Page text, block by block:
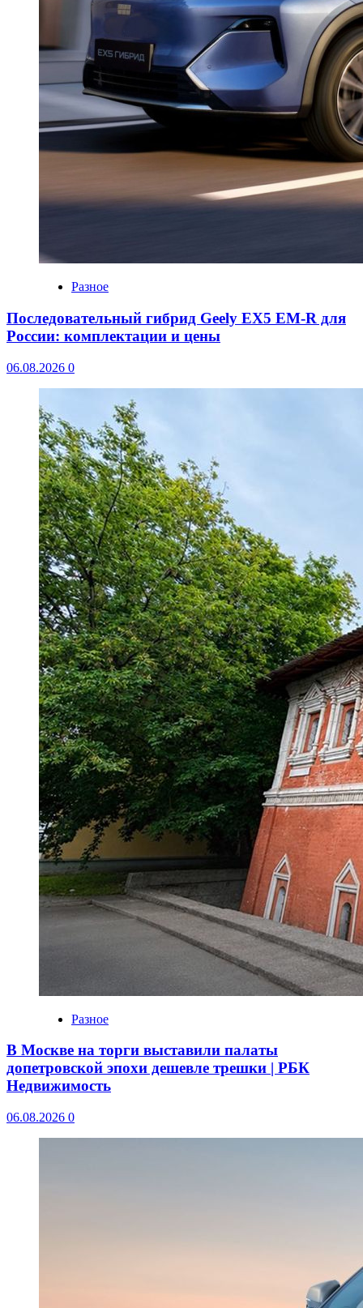
Разное
Последовательный гибрид Geely EX5 EM-R для
России: комплектации и цены
06.08.2026 0
Разное
В Москве на торги выставили палаты
допетровской эпохи дешевле трешки | РБК
Недвижимость
06.08.2026 0